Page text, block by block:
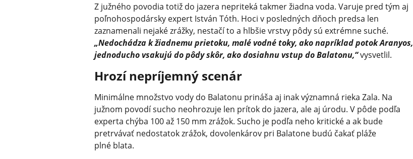
Z južného povodia totiž do jazera nepriteká takmer žiadna voda. Varuje pred tým aj
poľnohospodársky expert István Tóth. Hoci v posledných dňoch predsa len
zaznamenali nejaké zrážky, nestačí to a hlbšie vrstvy pôdy sú extrémne suché.
„Nedochádza k žiadnemu prietoku, malé vodné toky, ako napríklad potok Aranyos,
jednoducho vsakujú do pôdy skôr, ako dosiahnu vstup do Balatonu,“vysvetlil.
Hrozí nepríjemný scenár
Minimálne množstvo vody do Balatonu prináša aj inak významná rieka Zala. Na
južnom povodí sucho neohrozuje len prítok do jazera, ale aj úrodu. V pôde podľa
experta chýba 100 až 150 mm zrážok. Sucho je podľa neho kritické a ak bude
pretrvávať nedostatok zrážok, dovolenkárov pri Balatone budú čakať pláže
plné blata.